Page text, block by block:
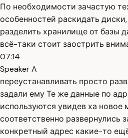
По необходимости зачастую
особенностей раскидать
разделить хранилище от базы
всё-таки стоит заострить
07:14
Speaker A
переустанавливать просто
задали ему Те же данные по
используются увидев ха новое
соответственно развернулись
конкретный адрес какие-то